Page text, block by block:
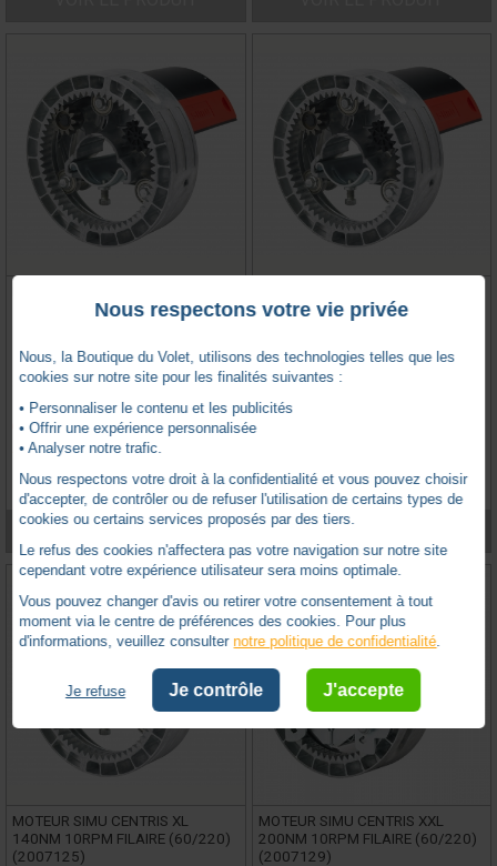
10RPM FILAIRE (60/220)
SIMU -SU2007120
Produit indisponible
0 avis
VOIR LE PRODUIT
10RPM FILAIRE (76/220)
SIMU -SU2007124
VOIR LE PRODUIT
MOTEUR SIMU CENTRIS XL
140NM 10RPM FILAIRE (60/220)
(2007125)
MOTEUR SIMU CENTRIS XXL
200NM 10RPM FILAIRE (60/220)
(2007129)
Nous respectons votre vie privée
Nous, la Boutique du Volet, utilisons des technologies telles que les
cookies sur notre site pour les finalités suivantes :
• Personnaliser le contenu et les publicités
• Offrir une expérience personnalisée
• Analyser notre trafic.
Nous respectons votre droit à la confidentialité et vous pouvez choisir
d'accepter, de contrôler ou de refuser l'utilisation de certains types de
cookies ou certains services proposés par des tiers.
Le refus des cookies n'affectera pas votre navigation sur notre site
cependant votre expérience utilisateur sera moins optimale.
Vous pouvez changer d'avis ou retirer votre consentement à tout
moment via le centre de préférences des cookies. Pour plus
d'informations, veuillez consulter notre politique de confidentialité.
Je refuse Je contrôle J'accepte